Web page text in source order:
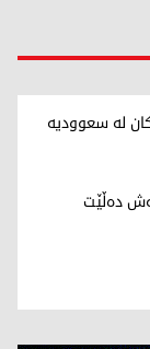
لە سعوودیە
دەڵێت